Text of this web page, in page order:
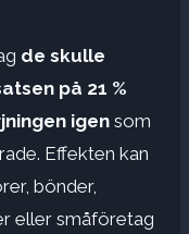
de skulle
på 21 %
igen som
Effekten kan
bönder,
eller småföretag